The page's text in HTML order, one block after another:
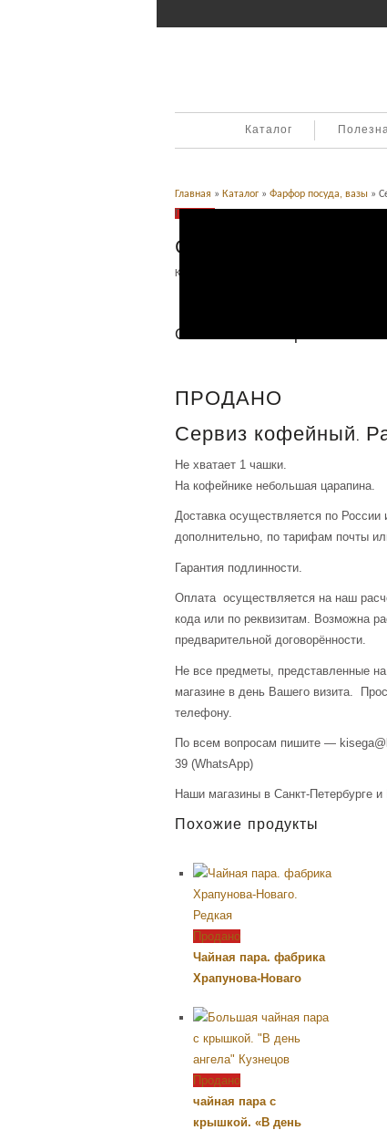
Каталог
Главная » Каталог » Фарфор посуда, вазы »
Продано
Сервиз кофейный.
Категория:
Описание товара
ПРОДАНО
Сервиз кофейный.
Не хватает 1 чашки.
На кофейнике небольшая царапина.
Доставка осуществляется по России
дополнительно, по тарифам почты
Гарантия подлинности.
Оплата осуществляется на наш
кода или по реквизитам. Возможна
предварительной договорённости.
Не все предметы, представленные
магазине в день Вашего визита.
телефону.
По всем вопросам пишите —
39 (WhatsApp)
Наши магазины в Санкт-Петербурге
Похожие продукты
Продано
Чайная пара. фабрика
Храпунова-Новаго
Продано
чайная пара с
крышкой. «В день